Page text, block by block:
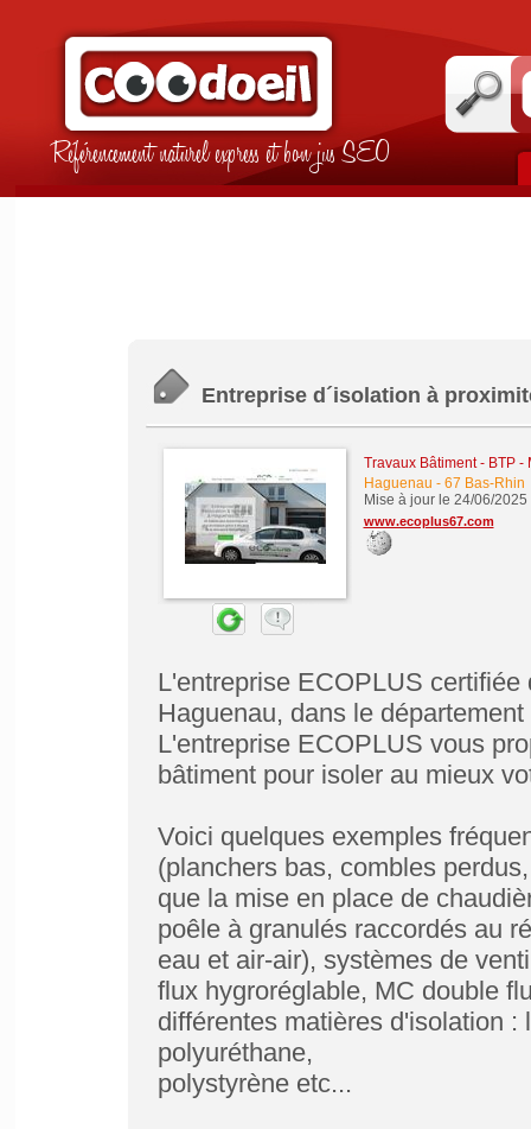
Référencement naturel express et bon jus SEO
Entreprise d´isolation à
Travaux Bâtiment - BTP
Haguenau - 67 Bas-Rhin
Mise à jour le 24/06/2025
www.ecoplus67.com
L'entreprise ECOPLUS
Haguenau, dans le
L'entreprise ECOPLUS vous
bâtiment pour isoler au mieux
Voici quelques exemples
(planchers bas, combles
que la mise en place de
poêle à granulés raccordés au
eau et air-air), systèmes de
flux hygroréglable, MC double
différentes matières d'isolation
polyuréthane,
polystyrène etc...